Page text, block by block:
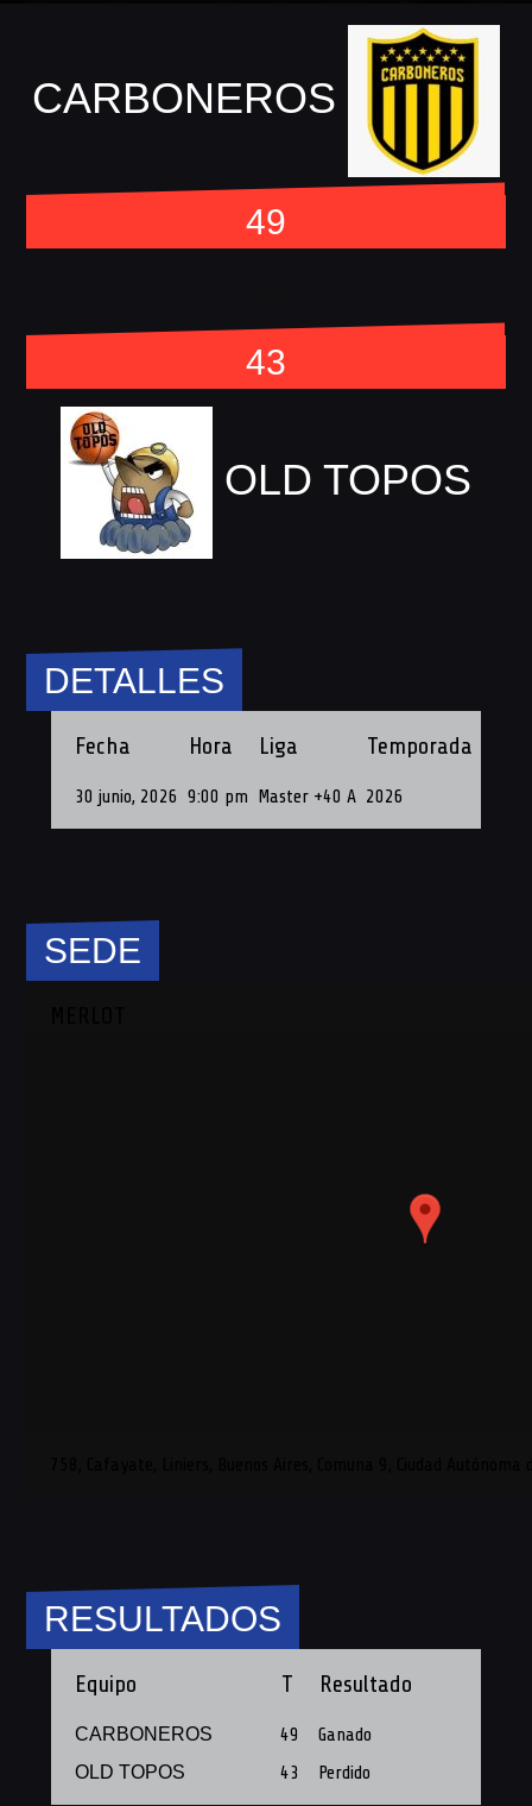
CARBONEROS
49
43
OLD TOPOS
DETALLES
Fecha Hora Liga Temporada
30 junio, 2026 9:00 pm Master +40 A 2026
SEDE
RESULTADOS
Equipo T Resultado
CARBONEROS 49 Ganado
OLD TOPOS 43 Perdido